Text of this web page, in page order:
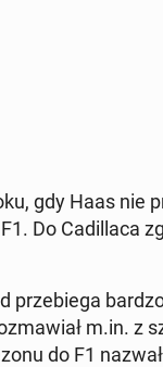
gdy Haas nie
Do Ca­dil­la­ca
m.in. z
do F1